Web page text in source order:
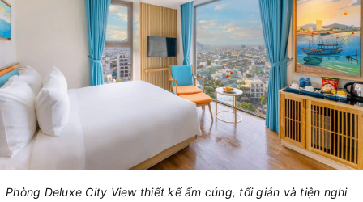
Phòng Deluxe City View thiết kế ấm cúng, tối giản và tiện nghi